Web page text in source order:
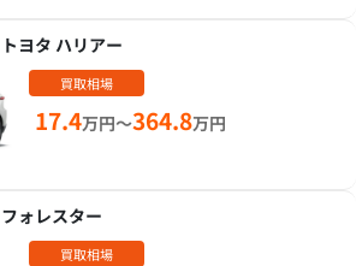
トヨタ ハリアー
買取相場
17.4万円～364.8万円
フォレスター
買取相場